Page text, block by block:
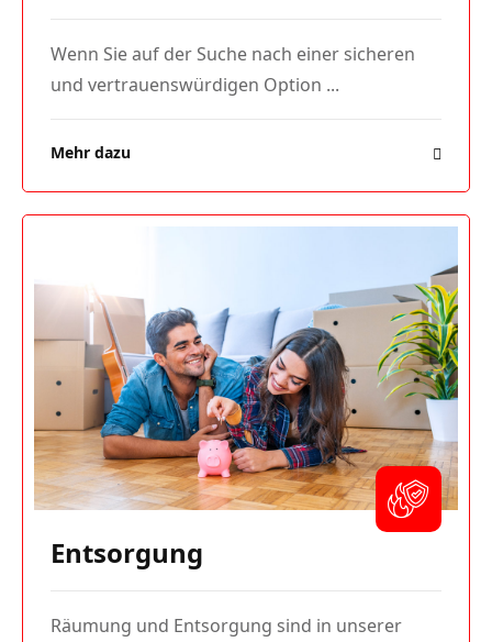
Wenn Sie auf der Suche nach einer sicheren
und vertrauenswürdigen Option ...
Mehr dazu
Entsorgung
Räumung und Entsorgung sind in unserer